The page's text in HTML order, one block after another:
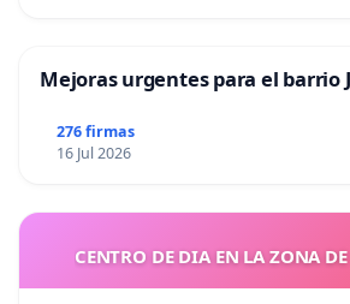
Mejoras urgentes para el barrio
276 firmas
16 Jul 2026
CENTRO DE DIA EN LA ZONA